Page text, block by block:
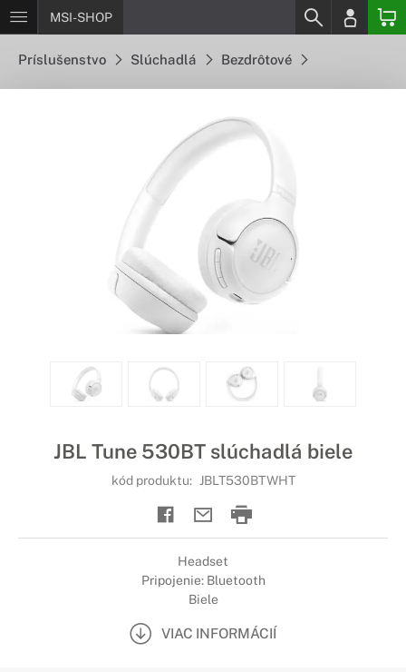
MSI-SHOP
Príslušenstvo Slúchadlá Bezdrôtové
JBL Tune 530BT slúchadlá biele
kód produktu: JBLT530BTWHT
Headset
Pripojenie: Bluetooth
Biele
VIAC INFORMÁCIÍ